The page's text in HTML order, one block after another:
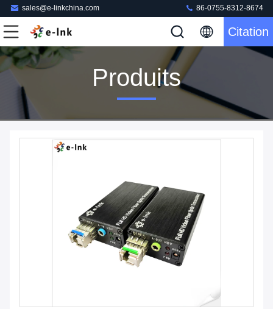
sales@e-linkchina.com 86-0755-8312-8674
Citation
Produits